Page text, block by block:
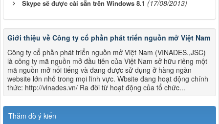
Skype sẽ được cài sẵn trên Windows 8.1 (17/08/2013)
Giới thiệu về Công ty cổ phần phát triển nguồn mở Việt Nam
Công ty cổ phần phát triển nguồn mở Việt Nam (VINADES.,JSC)
là công ty mã nguồn mở đầu tiên của Việt Nam sở hữu riêng một
mã nguồn mở nổi tiếng và đang được sử dụng ở hàng ngàn
website lớn nhỏ trong mọi lĩnh vực. Wbsite đang hoạt động chính
thức: http://vinades.vn/ Ra đời từ hoạt động của tổ chức...
Thăm dò ý kiến